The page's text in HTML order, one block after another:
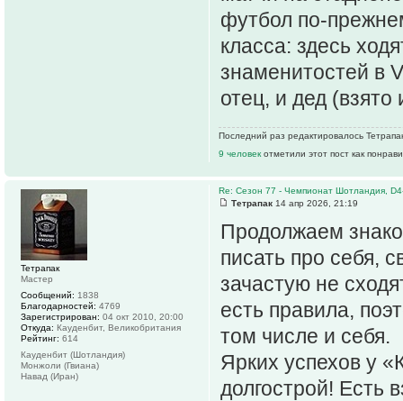
футбол
класса: здесь
знаменитостей в
отец, и дед (взято
Последний раз редактировалось
9 человек отметили этот пост как
Re: Сезон 77 - Чемпионат Шотландия,
Тетрапак 14 апр 2026, 21:19
Продолжаем
писать про себя,
зачастую не
есть правила,
том числе и себя.
Ярких успехов у
долгострой! Есть
Тетрапак
Мастер
Сообщений: 1838
Благодарностей: 4769
Зарегистрирован: 04 окт 2010, 20:00
Откуда: Кауденбит, Великобритания
Рейтинг: 614
Кауденбит (Шотландия)
Монжоли (Гвиана)
Навад (Иран)